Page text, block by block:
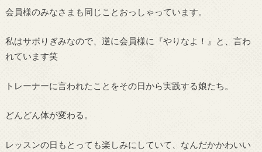
会員様のみなさまも同じことおっしゃっています。
私はサボりぎみなので、逆に会員様に『やりなよ！』と、言わ
れています笑
トレーナーに言われたことをその日から実践する娘たち。
どんどん体が変わる。
レッスンの日もとっても楽しみにしていて、なんだかかわいい